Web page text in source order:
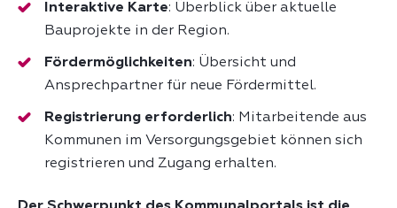
Interaktive Karte: Überblick über aktuelle
Bauprojekte in der Region.
Fördermöglichkeiten: Übersicht und
Ansprechpartner für neue Fördermittel.
Registrierung erforderlich: Mitarbeitende aus
Kommunen im Versorgungsgebiet können sich
registrieren und Zugang erhalten.